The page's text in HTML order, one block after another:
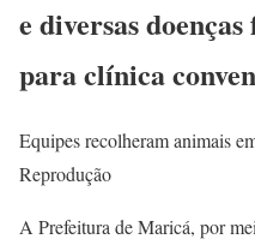
e diversas
para clínica
Equipes recolheram animais
Reprodução
A Prefeitura de Maricá, por